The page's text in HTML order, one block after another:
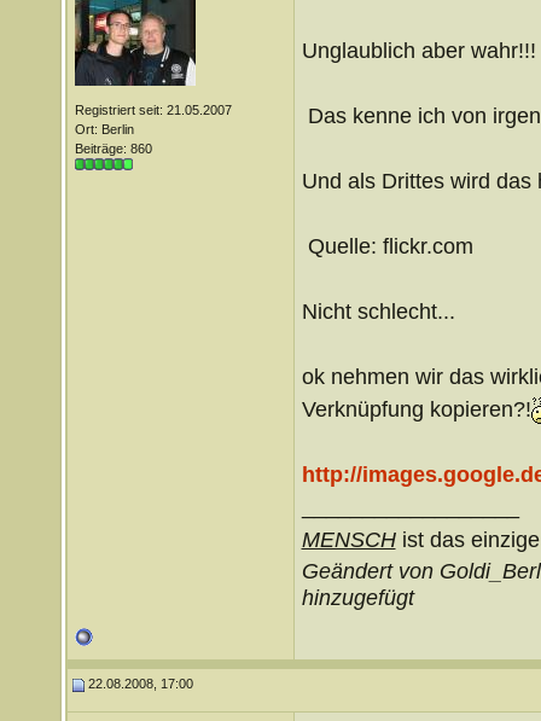
Registriert seit: 21.05.2007
Ort: Berlin
Beiträge: 860
Unglaublich aber wahr!!!
Das kenne ich von
Und als Drittes wird das
Quelle: flickr.com
Nicht schlecht...
ok nehmen wir das
Verknüpfung kopieren?!
http://
MENSCHist das
Geändert von
hinzugefügt
22.08.2008, 17:00